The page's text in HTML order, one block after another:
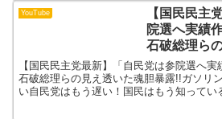
YouTube
【国民民主
院選へ実績
石破総理ら
露!!ガソリン
したい自民
もう知って
【国民民主党最新】「自民党は参院選へ
石破総理らの見え透いた魂胆暴露!!ガソリ
い自民党はもう遅い！国民はもう知ってい